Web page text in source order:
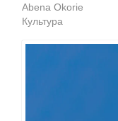
Abena Okorie
Культура